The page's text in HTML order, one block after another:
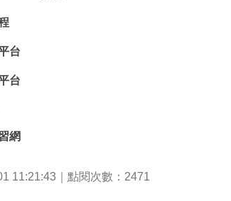
台
台
網
11:21:43｜點閱次數：2471